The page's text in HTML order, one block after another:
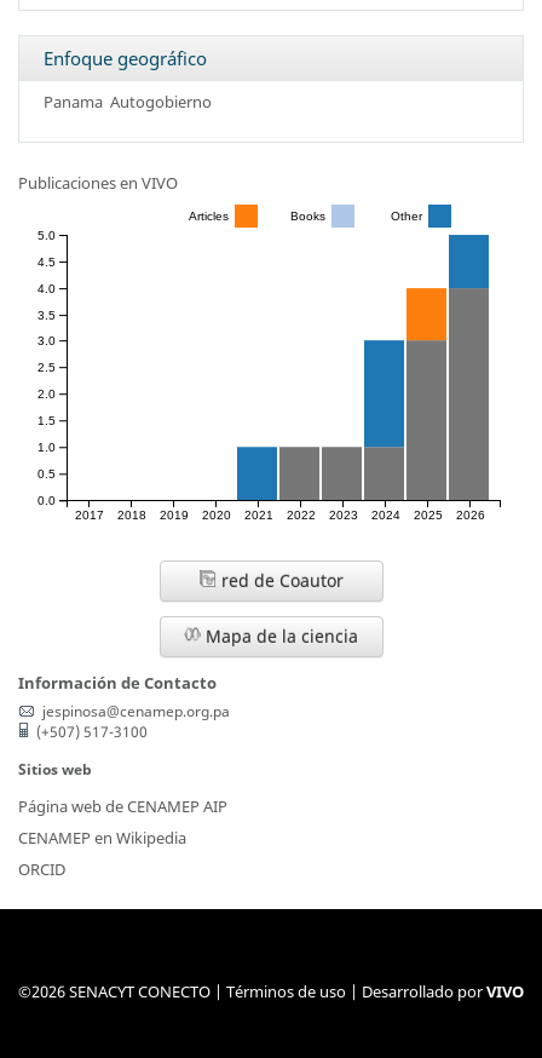
Enfoque geográfico
Panama Autogobierno
Publicaciones en VIVO
2017 2018 2019 2020 2021 2022 2023 2024 2025 2026
0.0
0.5
1.0
1.5
2.0
2.5
3.0
3.5
4.0
4.5
5.0
Articles Books Other
red de Coautor
Mapa de la ciencia
Información de Contacto
jespinosa@cenamep.org.pa
(+507) 517-3100
Sitios web
Página web de CENAMEP AIP
CENAMEP en Wikipedia
ORCID
©2026 SENACYT CONECTO | Términos de uso | Desarrollado porVIVO